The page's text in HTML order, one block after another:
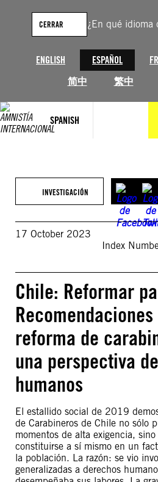
¿En qué idioma
ENGLISH ESPAÑOL
简中
繁中
CERRAR
SPANISH
contenido
INVESTIGACIÓN
17 October 2023
Index
Chile: Reformar
reforma de
una perspectiva
humanos
El estallido social de 2019
de Carabineros de Chile no sólo
momentos de alta exigencia,
constituirse a sí mismo en un
la población. La razón: se vio
generalizadas a derechos